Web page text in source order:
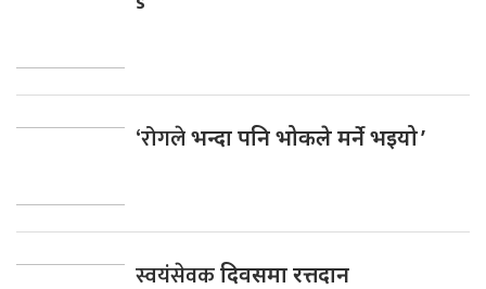
‘रोगलेभन्दा पनि भोकले मर्ने भइयो ’
स्वयंसेवकदिवसमा रत्तदान